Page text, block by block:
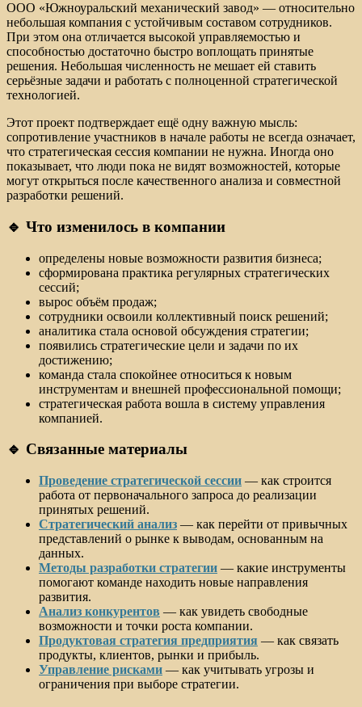
ООО «Южноуральский механический завод» — относительно
небольшая компания с устойчивым составом сотрудников.
При этом она отличается высокой управляемостью и
способностью достаточно быстро воплощать принятые
решения. Небольшая численность не мешает ей ставить
серьёзные задачи и работать с полноценной стратегической
технологией.
Этот проект подтверждает ещё одну важную мысль:
сопротивление участников в начале работы не всегда означает,
что стратегическая сессия компании не нужна. Иногда оно
показывает, что люди пока не видят возможностей, которые
могут открыться после качественного анализа и совместной
разработки решений.
🔹 Что изменилось в компании
определены новые возможности развития бизнеса;
сформирована практика регулярных стратегических
сессий;
вырос объём продаж;
сотрудники освоили коллективный поиск решений;
аналитика стала основой обсуждения стратегии;
появились стратегические цели и задачи по их
достижению;
команда стала спокойнее относиться к новым
инструментам и внешней профессиональной помощи;
стратегическая работа вошла в систему управления
компанией.
🔹 Связанные материалы
Проведение стратегической сессии — как строится
работа от первоначального запроса до реализации
принятых решений.
Стратегический анализ — как перейти от привычных
представлений о рынке к выводам, основанным на
данных.
Методы разработки стратегии — какие инструменты
помогают команде находить новые направления
развития.
Анализ конкурентов — как увидеть свободные
возможности и точки роста компании.
Продуктовая стратегия предприятия — как связать
продукты, клиентов, рынки и прибыль.
Управление рисками — как учитывать угрозы и
ограничения при выборе стратегии.